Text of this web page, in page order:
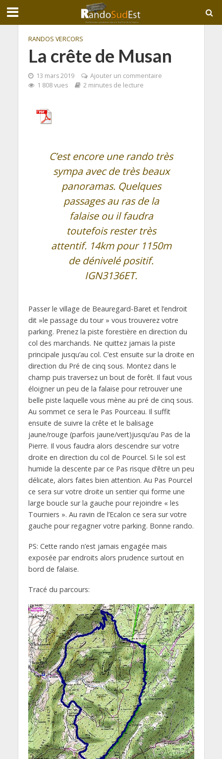
RANDOS VERCORS
La crête de Musan
13 mars 2019
Ajouter un commentaire
1 808 vues
2 minutes de lecture
C’est encore une rando très
sympa avec de très beaux
panoramas. Quelques
passages au ras de la
falaise ou il faudra
toutefois rester très
attentif. 14km pour 1150m
de dénivelé positif.
IGN3136ET.
Passer le village de Beauregard-Baret et l’endroit
dit »le passage du tour » vous trouverez votre
parking. Prenez la piste forestière en direction du
col des marchands. Ne quittez jamais la piste
principale jusqu’au col. C’est ensuite sur la droite en
direction du Pré de cinq sous. Montez dans le
champ puis traversez un bout de forêt. Il faut vous
éloigner un peu de la falaise pour retrouver une
belle piste laquelle vous mène au pré de cinq sous.
Au sommet ce sera le Pas Pourceau. Il suffit
ensuite de suivre la crête et le balisage
jaune/rouge (parfois jaune/vert)jusqu’au Pas de la
Pierre. Il vous faudra alors descendre sur votre
droite en direction du col de Pourcel. Si le sol est
humide la descente par ce Pas risque d’être un peu
délicate, alors faites bien attention. Au Pas Pourcel
ce sera sur votre droite un sentier qui forme une
large boucle sur la gauche pour rejoindre « les
Tourniers ». Au ravin de l’Ecalon ce sera sur votre
gauche pour regagner votre parking. Bonne rando.
PS: Cette rando n’est jamais engagée mais
exposée par endroits alors prudence surtout en
bord de falaise.
Tracé du parcours: